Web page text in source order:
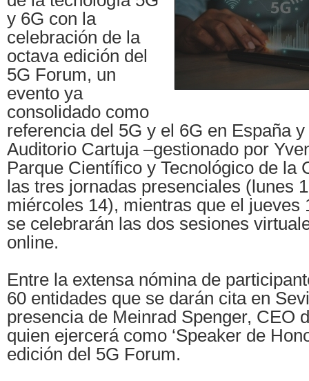
y 6G con la
celebración de la
octava edición del
5G Forum, un
evento ya
consolidado como
referencia del 5G y el 6G en España
Auditorio Cartuja –gestionado por
Parque Científico y Tecnológico de la
las tres jornadas presenciales (lunes
miércoles 14), mientras que el jueves
se celebrarán las dos sesiones
online.
Entre la extensa nómina de
60 entidades que se darán cita en
presencia de Meinrad Spenger, CEO
quien ejercerá como ‘Speaker de
edición del 5G Forum.